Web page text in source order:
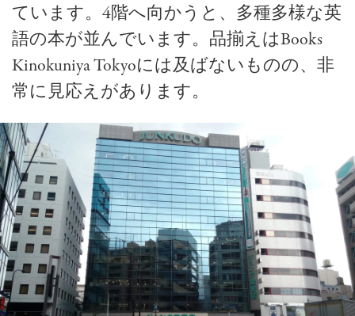
ています。4階へ向かうと、多種多様な英
語の本が並んでいます。品揃えはBooks
Kinokuniya Tokyoには及ばないものの、非
常に見応えがあります。